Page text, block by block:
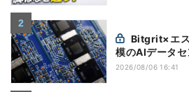
模のAIデータ
2026/08/06 16:41